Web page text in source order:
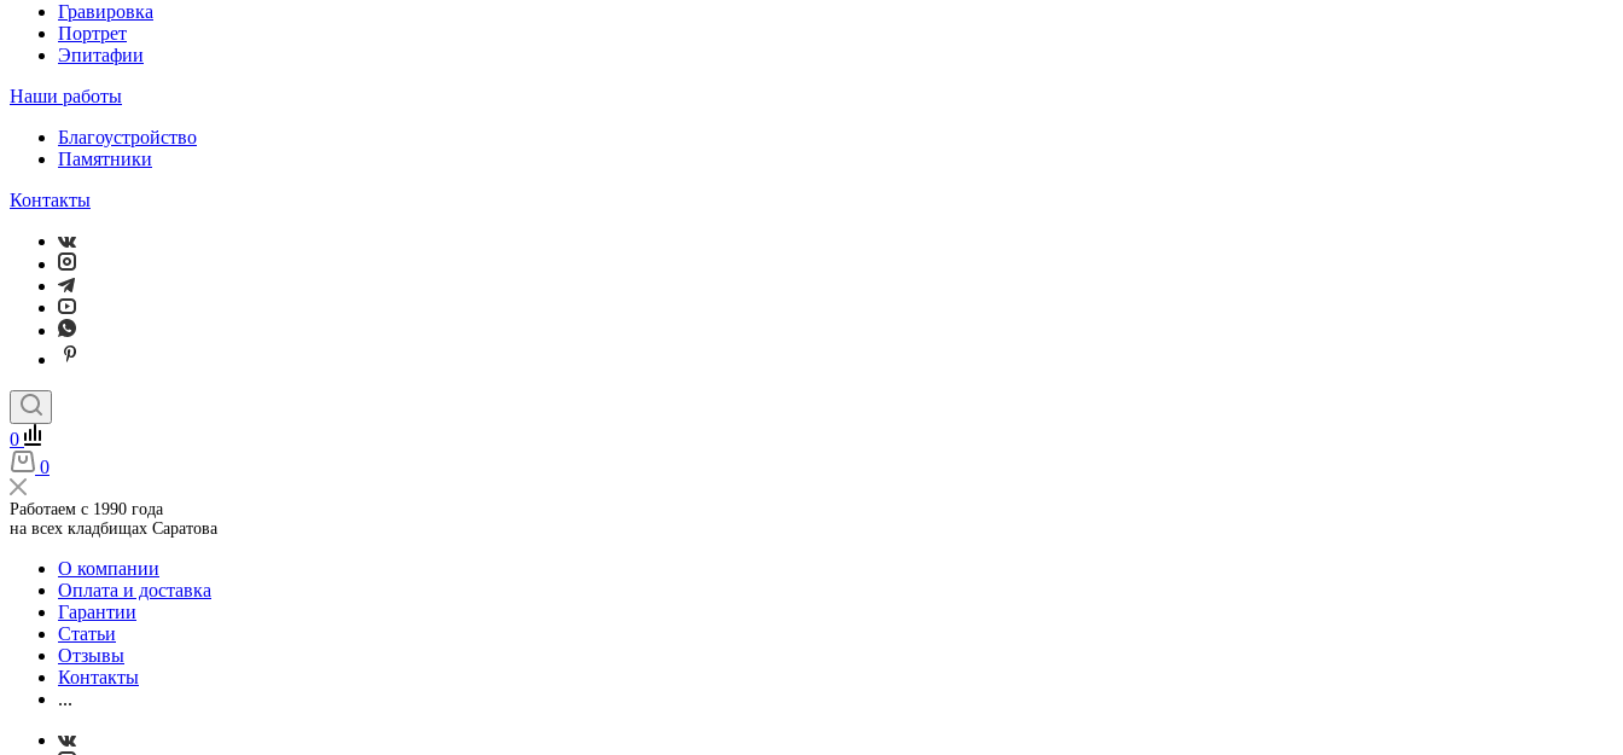
Гравировка
Портрет
Эпитафии
Наши работы
Благоустройство
Памятники
Контакты
0
0
Работаем с 1990 года
на всех кладбищах Саратова
О компании
Оплата и доставка
Гарантии
Статьи
Отзывы
Контакты
...